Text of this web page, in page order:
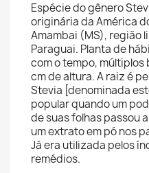
Espécie do gênero
originária da América
Amambai (MS), região
Paraguai. Planta de
com o tempo, múltiplos
cm de altura. A raiz é
Stevia [denominada
popular quando um
de suas folhas passou
um extrato em pó nos
Já era utilizada pelos
remédios.